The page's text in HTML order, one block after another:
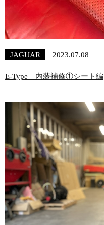
JAGUAR 2023.07.08
E-Type 内装補修①シート編